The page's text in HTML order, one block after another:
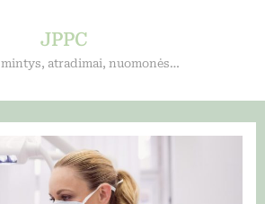
JPPC
mintys, atradimai, nuomonės…